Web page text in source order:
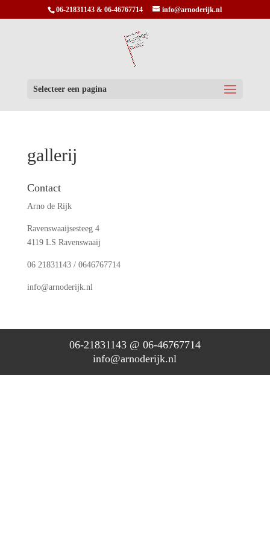
06-21831143 & 06-46767714 info@arnoderijk.nl
Selecteer een pagina
gallerij
Contact
Arno de Rijk
Ravenswaaijsesteeg 4
4119 LS Ravenswaaij
06 21831143 / 0646767714
info@arnoderijk.nl
06-21831143 @ 06-46767714
info@arnoderijk.nl